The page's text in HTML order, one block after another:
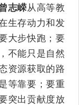
志嵘从高等教
生存动力和发
大步快跑；要
不能只是自然
资源获取的路
等靠要；要重
突出贡献度放